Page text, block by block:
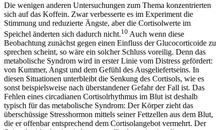
Die wenigen anderen Untersuchungen zum Thema konzentrierten
sich auf das Koffein. Zwar verbesserte es im Experiment die
Stimmung und reduzierte Ängste, aber die Cortisolwerte im
Speichel änderten sich dadurch nicht.10 Auch wenn diese
Beobachtung zunächst gegen einen Einfluss der Glucocorticoide zu
sprechen scheint, so wäre ein solcher Schluss voreilig. Denn das
metabolische Syndrom wird in erster Linie vom Distress gefördert:
von Kummer, Angst und dem Gefühl des Ausgeliefertseins. In
diesen Situationen unterbleibt die Senkung des Cortisols, wie es
sonst beispielsweise nach überstandener Gefahr der Fall ist. Das
Fehlen eines circadianen Cortisolrhythmus im Blut ist deshalb
typisch für das metabolische Syndrom: Der Körper zieht das
überschüssige Stresshormon mittels seiner Fettzellen aus dem Blut,
die er offenbar entsprechend dem Cortisolangebot vermehrt. Der